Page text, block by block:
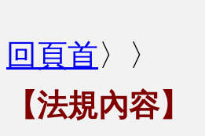
回頁首〉〉
【法規內容】